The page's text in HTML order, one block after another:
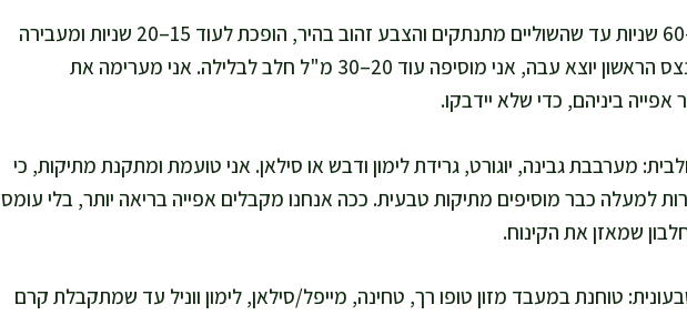
אני מטגנת כ-45–60 שניות עד שהשוליים מתנתקים והצבע זהוב בהיר, הופכת לעוד 15–20 שניות ומעבירה
לצלחת. אם הבלינצס הראשון יוצא עבה, אני מוסיפה עוד 20–30 מ"ל חלב לבלילה. אני מערימה את
אפייה ביניהם, כדי שלא יידבקו.
מערבבת גבינה, יוגורט, גרידת לימון ודבש או סילאן. אני טועמת ומתקנת מתיקות, כי
למעלה כבר מוסיפים מתיקות טבעית. ככה אנחנו מקבלים אפייה בריאה יותר, בלי עומס
שמאזן את הקינוח.
טוחנת במעבד מזון טופו רך, טחינה, מייפל/סילאן, לימון ווניל עד שמתקבלת קרם